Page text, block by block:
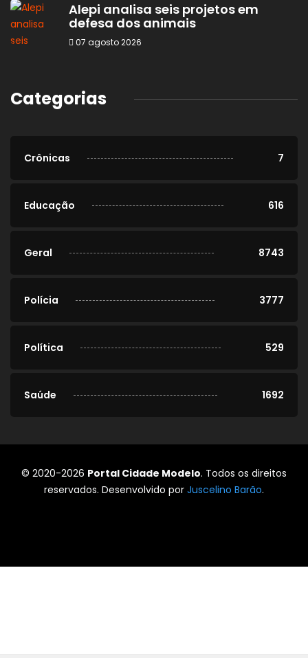
Alepi analisa seis projetos em
defesa dos animais
07 agosto 2026
Categorias
Crônicas 7
Educação 616
Geral 8743
Polícia 3777
Política 529
Saúde 1692
© 2020-2026 Portal Cidade Modelo. Todos os direitos
reservados. Desenvolvido por Juscelino Barão.